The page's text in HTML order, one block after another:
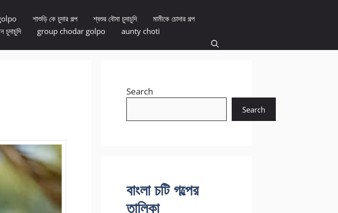
শাশুড়ি কে চুদার গল্প শ্বশুর বৌমা চুদাচুদি
মামীকে চোদার গল্প
চুদাচুদি group chodar golpo aunty choti
Search
Search
বাংলা চটি গল্পের
তালিকা